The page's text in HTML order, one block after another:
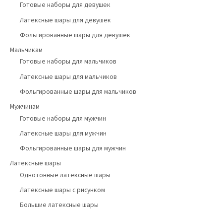
Готовые наборы для девушек
Латексные шары для девушек
Фольгированные шары для девушек
Мальчикам
Готовые наборы для мальчиков
Латексные шары для мальчиков
Фольгированные шары для мальчиков
Мужчинам
Готовые наборы для мужчин
Латексные шары для мужчин
Фольгированные шары для мужчин
Латексные шары
Однотонные латексные шары
Латексные шары с рисунком
Большие латексные шары